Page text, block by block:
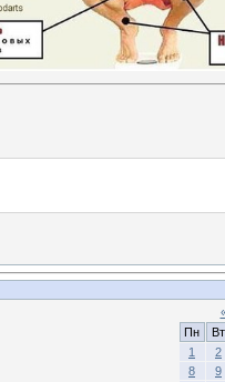
Пн
Вт
1
2
8
9